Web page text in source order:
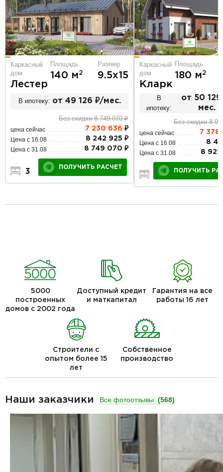
Каркасный
дом
Лестер
Площадь
140 м2
Размер
9.5х15
В ипотеку: от 49 126 ₽/мес.
Без скидки 8 749 070 ₽
цена сейчас 7 230 636 ₽
Цена с 16.08 8 242 925 ₽
Цена с 31.08 8 749 070 ₽
3 2 1
ПОЛУЧИТЬ РАСЧЕТ
Каркасный
дом
Кларк
Площадь
180 м2
В
ипотеку:
от 50
мес.
Без скидки 8
цена сейчас 7 378
Цена с 16.08 8
Цена с 31.08 8 927
4 2 2
ПОЛУЧИТЬ
5000
построенных
домов с 2002 года
Доступный кредит
и маткапитал
Гарантия на все
работы 16 лет
Строители с
опытом более 15
лет
Собственное
производство
Наши заказчики Все фотоотзывы (568)